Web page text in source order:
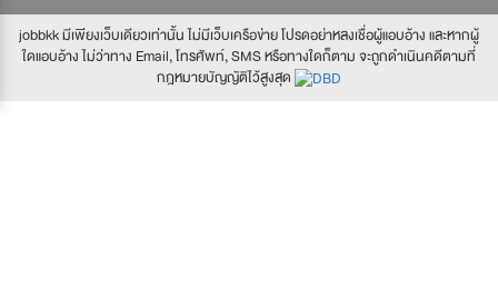
jobbkk มีเพียงเว็บเดียวเท่านั้น ไม่มีเว็บเครือข่าย โปรดอย่าหลงเชื่อผู้แอบอ้าง และหากผู้
ใดแอบอ้าง ไม่ว่าทาง Email, โทรศัพท์, SMS หรือทางใดก็ตาม จะถูกดำเนินคดีตามที่
กฎหมายบัญญัติไว้สูงสุด